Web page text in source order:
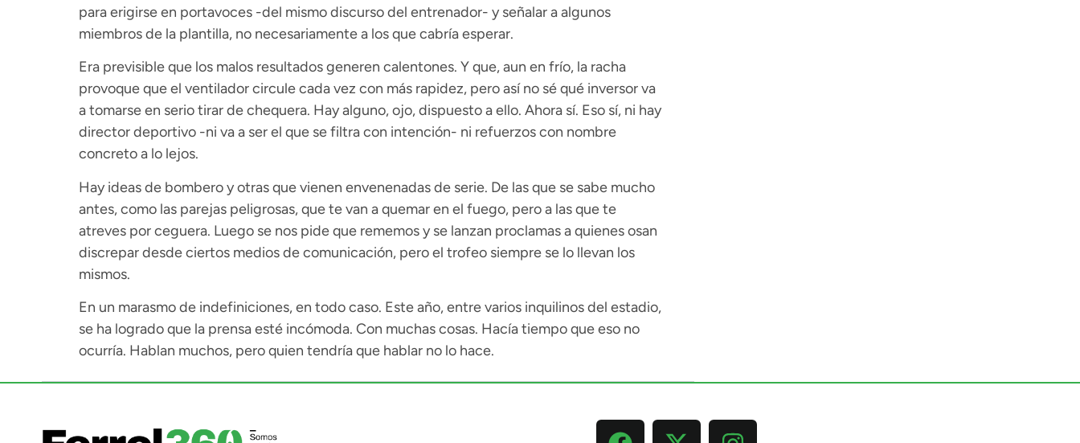
para erigirse en portavoces -del mismo discurso del entrenador- y señalar a algunos
miembros de la plantilla, no necesariamente a los que cabría esperar.
Era previsible que los malos resultados generen calentones. Y que, aun en frío, la racha
provoque que el ventilador circule cada vez con más rapidez, pero así no sé qué inversor va
a tomarse en serio tirar de chequera. Hay alguno, ojo, dispuesto a ello. Ahora sí. Eso sí, ni hay
director deportivo -ni va a ser el que se filtra con intención- ni refuerzos con nombre
concreto a lo lejos.
Hay ideas de bombero y otras que vienen envenenadas de serie. De las que se sabe mucho
antes, como las parejas peligrosas, que te van a quemar en el fuego, pero a las que te
atreves por ceguera. Luego se nos pide que rememos y se lanzan proclamas a quienes osan
discrepar desde ciertos medios de comunicación, pero el trofeo siempre se lo llevan los
mismos.
En un marasmo de indefiniciones, en todo caso. Este año, entre varios inquilinos del estadio,
se ha logrado que la prensa esté incómoda. Con muchas cosas. Hacía tiempo que eso no
ocurría. Hablan muchos, pero quien tendría que hablar no lo hace.